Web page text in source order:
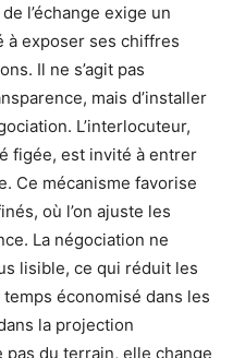
l’échange exige un
à exposer ses chiffres
Il ne s’agit pas
mais d’installer
L’interlocuteur,
figée, est invité à entrer
Ce mécanisme favorise
où l’on ajuste les
La négociation ne
lisible, ce qui réduit les
économisé dans les
la projection
pas du terrain, elle change